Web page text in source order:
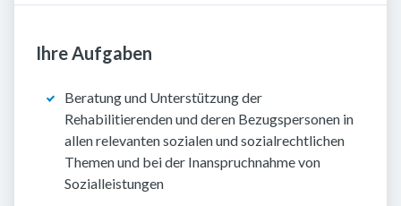
Ihre Aufgaben
Beratung und Unterstützung der
Rehabilitierenden und deren Bezugspersonen in
allen relevanten sozialen und sozialrechtlichen
Themen und bei der Inanspruchnahme von
Sozialleistungen